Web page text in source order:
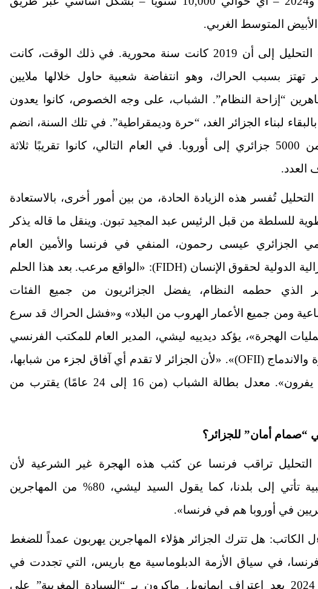
الأبيض المتوسط الغربي.
ولفت التحليل إلى أن 2019 كانت سنة محورية. في ذلك الوقت، كانت
تهتز بسبب الحراك، وهو انتفاضة شعبية حاول خلالها ملايين
“إزاحة النظام”. الشباب، على وجه الخصوص، كانوا يعدون
بالبقاء لبناء الجزائر الغد، “حرة وديمقراطية”. في تلك السنة، انضم
أكثر من 5000 جزائري إلى أوروبا. في العام التالي، كانوا تقريبًا ثلاثة
العدد.
تُفسر هذه الزيادة الحادة، من بين أمور أخرى، بالاستعادة
للسلطة من قبل الرئيس عبد المجيد تبون. وينقل ما قاله يذكر
الجزائري عيسى رحمون، المنفي في فرنسا والأمين العام
للفيدرالية الدولية لحقوق الإنسان (FIDH): «الواقع مرعب. بعد هذا الحلم
الذي حطمه النظام، يفضل الجزائريون من جميع الفئات
ومن جميع الأعمار الهروب من البلاد» و«فشل الحراك قد سرع
الهجرة»، يؤكد ديدييه ليشي، المدير العام للمكتب الفرنسي
للهجرة والاندماج (OFII)». «لأن الجزائر لا تقدم أي آفاق لجزء من شبابها،
فإنهم يفرون». معدل بطالة الشباب (من 16 إلى 24 عامًا) يقترب من
“صمام أمان” للجزائر؟
التحليل تراقب فرنسا عن كثب هذه الهجرة غير الشرعية لأن
«الغالبية تأتي إلى بلدنا، كما يقول السيد ليشي، 80% من المهاجرين
في أوروبا هم في فرنسا».
الكاتب: هل تترك الجزائر هؤلاء المهاجرين يهربون عمداً للضغط
في سياق الأزمة الدبلوماسية مع باريس، التي تجددت في
يوليو 2024 بعد اعتراف إيمانويل ماكرون بـ “السيادة المغربية” على